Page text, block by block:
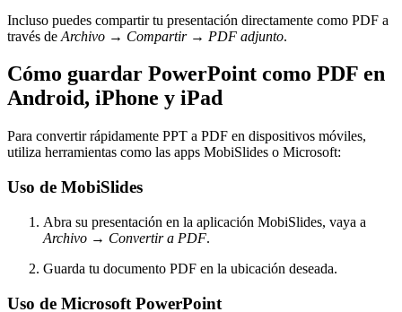
Incluso puedes compartir tu presentación directamente como PDF a
través de Archivo → Compartir → PDF adjunto.
Cómo guardar PowerPoint como PDF en
Android, iPhone y iPad
Para convertir rápidamente PPT a PDF en dispositivos móviles,
utiliza herramientas como las apps MobiSlides o Microsoft:
Uso de MobiSlides
Abra su presentación en la aplicación MobiSlides, vaya a
Archivo → Convertir a PDF.
Guarda tu documento PDF en la ubicación deseada.
Uso de Microsoft PowerPoint